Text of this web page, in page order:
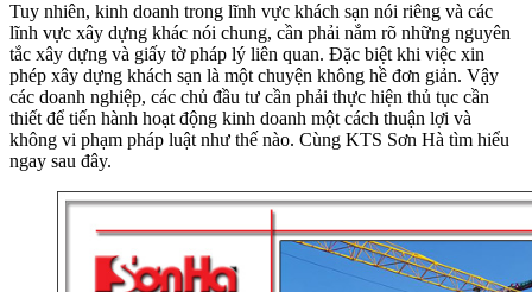
Tuy nhiên, kinh doanh trong lĩnh vực khách sạn nói riêng và các
lĩnh vực xây dựng khác nói chung, cần phải nắm rõ những nguyên
tắc xây dựng và giấy tờ pháp lý liên quan. Đặc biệt khi việc xin
phép xây dựng khách sạn là một chuyện không hề đơn giản. Vậy
các doanh nghiệp, các chủ đầu tư cần phải thực hiện thủ tục cần
thiết để tiến hành hoạt động kinh doanh một cách thuận lợi và
không vi phạm pháp luật như thế nào. Cùng KTS Sơn Hà tìm hiểu
ngay sau đây.